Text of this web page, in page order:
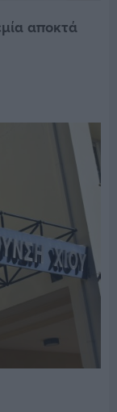
αποκτά